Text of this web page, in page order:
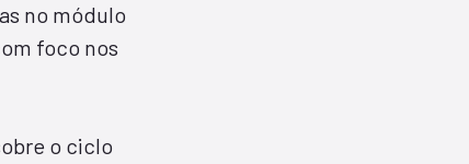
no módulo
foco nos
o ciclo